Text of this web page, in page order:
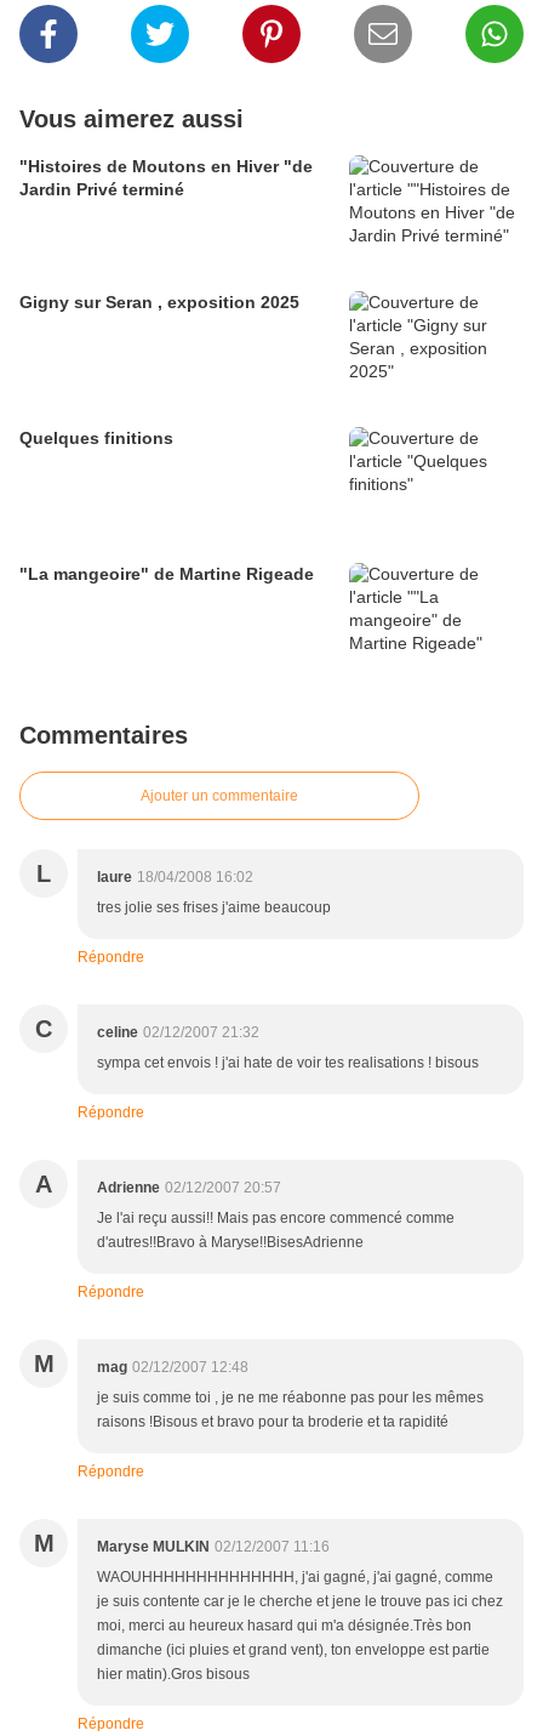
Vous aimerez aussi
"Histoires de Moutons en Hiver "de
Jardin Privé terminé
Gigny sur Seran , exposition 2025
Quelques finitions
"La mangeoire" de Martine Rigeade
Commentaires
Ajouter un commentaire
L laure 18/04/2008 16:02
tres jolie ses frises j'aime beaucoup
Répondre
C celine 02/12/2007 21:32
sympa cet envois ! j'ai hate de voir tes realisations ! bisous
Répondre
A Adrienne 02/12/2007 20:57
Je l'ai reçu aussi!! Mais pas encore commencé comme
d'autres!!Bravo à Maryse!!BisesAdrienne
Répondre
M mag 02/12/2007 12:48
je suis comme toi , je ne me réabonne pas pour les mêmes
raisons !Bisous et bravo pour ta broderie et ta rapidité
Répondre
M Maryse MULKIN 02/12/2007 11:16
WAOUHHHHHHHHHHHHHH, j'ai gagné, j'ai gagné, comme
je suis contente car je le cherche et jene le trouve pas ici chez
moi, merci au heureux hasard qui m'a désignée.Très bon
dimanche (ici pluies et grand vent), ton enveloppe est partie
hier matin).Gros bisous
Répondre